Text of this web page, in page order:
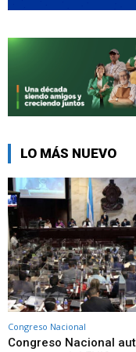
LO MÁS NUEVO
Congreso Nacional
Congreso Nacional